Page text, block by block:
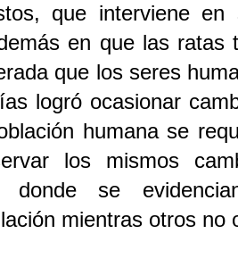
que interviene
en que las ratas
que los seres
logró ocasionar
humana se
los mismos
donde se
mientras otros no